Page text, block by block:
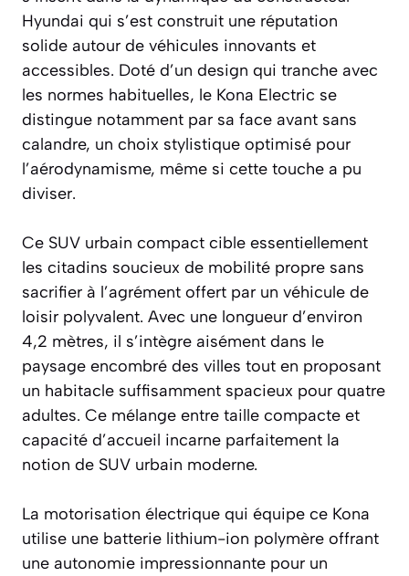
Hyundai qui s’est construit une réputation
solide autour de véhicules innovants et
accessibles. Doté d’un design qui tranche avec
les normes habituelles, le Kona Electric se
distingue notamment par sa face avant sans
calandre, un choix stylistique optimisé pour
l’aérodynamisme, même si cette touche a pu
diviser.
Ce SUV urbain compact cible essentiellement
les citadins soucieux de mobilité propre sans
sacrifier à l’agrément offert par un véhicule de
loisir polyvalent. Avec une longueur d’environ
4,2 mètres, il s’intègre aisément dans le
paysage encombré des villes tout en proposant
un habitacle suffisamment spacieux pour quatre
adultes. Ce mélange entre taille compacte et
capacité d’accueil incarne parfaitement la
notion de SUV urbain moderne.
La motorisation électrique qui équipe ce Kona
utilise une batterie lithium-ion polymère offrant
une autonomie impressionnante pour un